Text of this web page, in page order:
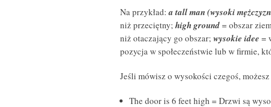
Na przykład:a tall man (wysoki
niż przeciętny; high ground= obszar
niż otaczający go obszar; wysokie idee =
pozycja w społeczeństwie lub w firmie,
Jeśli mówisz o wysokości czegoś,
The door is 6 feet high = Drzwi są